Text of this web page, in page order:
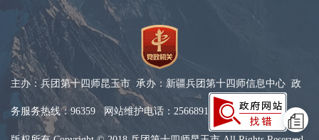
主办：兵团第十四师昆玉市 承办：新疆兵团第十四师信息中心 政
务服务热线：96359 网站维护电话：2566891